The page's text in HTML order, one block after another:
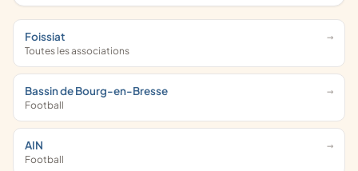
Foissiat
Toutes les associations
Bassin de Bourg-en-Bresse
Football
AIN
Football